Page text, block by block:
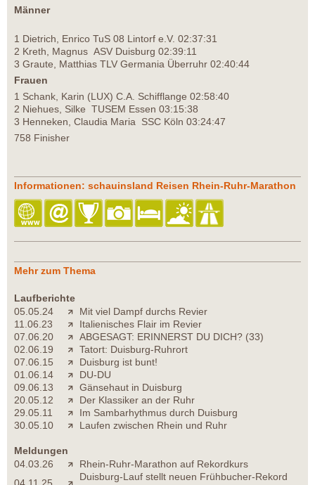
Männer
1 Dietrich, Enrico TuS 08 Lintorf e.V. 02:37:31
2 Kreth, Magnus ASV Duisburg 02:39:11
3 Graute, Matthias TLV Germania Überruhr 02:40:44
Frauen
1 Schank, Karin (LUX) C.A. Schifflange 02:58:40
2 Niehues, Silke TUSEM Essen 03:15:38
3 Henneken, Claudia Maria SSC Köln 03:24:47
758 Finisher
Informationen: schauinsland Reisen Rhein-Ruhr-Marathon
Mehr zum Thema
Laufberichte
05.05.24
Mit viel Dampf durchs Revier
11.06.23
Italienisches Flair im Revier
07.06.20
ABGESAGT: ERINNERST DU DICH? (33)
02.06.19
Tatort: Duisburg-Ruhrort
07.06.15
Duisburg ist bunt!
01.06.14
DU-DU
09.06.13
Gänsehaut in Duisburg
20.05.12
Der Klassiker an der Ruhr
29.05.11
Im Sambarhythmus durch Duisburg
30.05.10
Laufen zwischen Rhein und Ruhr
Meldungen
04.03.26
Rhein-Ruhr-Marathon auf Rekordkurs
Duisburg-Lauf stellt neuen Frühbucher-Rekord